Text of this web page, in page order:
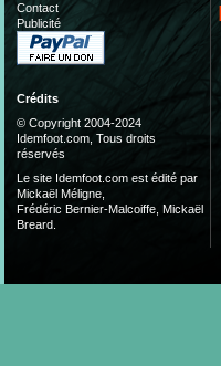
Contact
Publicité
Crédits
© Copyright 2004-2024
Idemfoot.com, Tous droits
réservés
Le site Idemfoot.com est édité par
Mickaël Méligne,
Frédéric Bernier-Malcoiffe, Mickaël
Breard.